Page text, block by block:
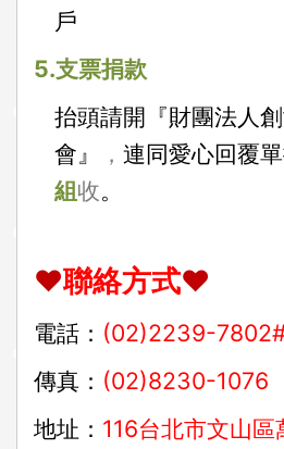
戶
5.支票捐款
抬頭請開『財團法人
會』
， 連同愛心回覆
組收。
❤聯絡方式❤
電話： (02)2239-
傳真： (02)8230-1076
地址： 116台北市文山